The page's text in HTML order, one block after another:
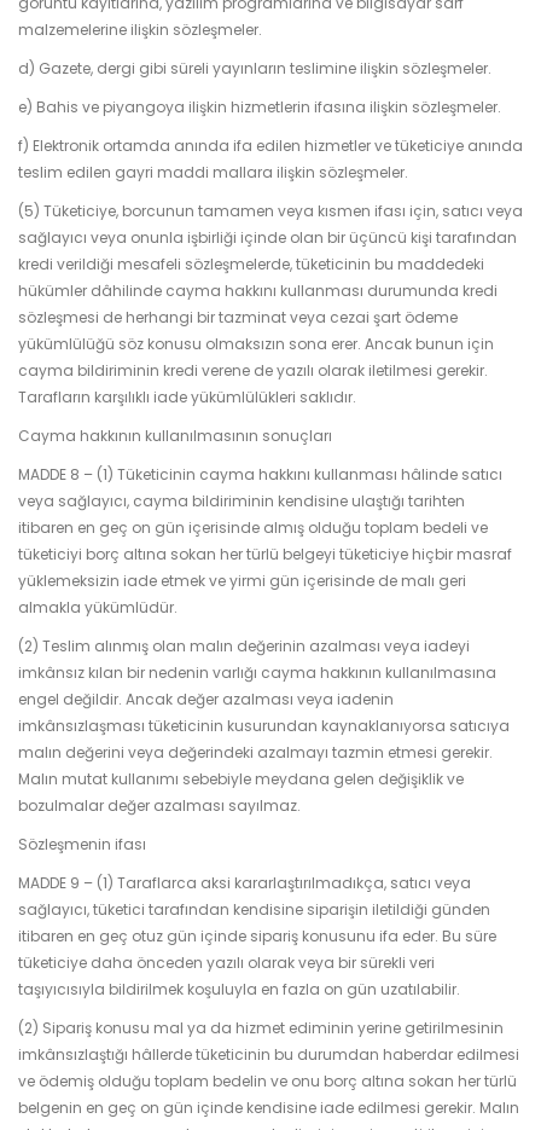
malzemelerine ilişkin sözleşmeler.
d) Gazete, dergi gibi süreli yayınların teslimine ilişkin sözleşmeler.
e) Bahis ve piyangoya ilişkin hizmetlerin ifasına ilişkin sözleşmeler.
f) Elektronik ortamda anında ifa edilen hizmetler ve tüketiciye anında
teslim edilen gayri maddi mallara ilişkin sözleşmeler.
(5) Tüketiciye, borcunun tamamen veya kısmen ifası için, satıcı veya
sağlayıcı veya onunla işbirliği içinde olan bir üçüncü kişi tarafından
kredi verildiği mesafeli sözleşmelerde, tüketicinin bu maddedeki
hükümler dâhilinde cayma hakkını kullanması durumunda kredi
sözleşmesi de herhangi bir tazminat veya cezai şart ödeme
yükümlülüğü söz konusu olmaksızın sona erer. Ancak bunun için
cayma bildiriminin kredi verene de yazılı olarak iletilmesi gerekir.
Tarafların karşılıklı iade yükümlülükleri saklıdır.
Cayma hakkının kullanılmasının sonuçları
MADDE 8 – (1) Tüketicinin cayma hakkını kullanması hâlinde satıcı
veya sağlayıcı, cayma bildiriminin kendisine ulaştığı tarihten
itibaren en geç on gün içerisinde almış olduğu toplam bedeli ve
tüketiciyi borç altına sokan her türlü belgeyi tüketiciye hiçbir masraf
yüklemeksizin iade etmek ve yirmi gün içerisinde de malı geri
almakla yükümlüdür.
(2) Teslim alınmış olan malın değerinin azalması veya iadeyi
imkânsız kılan bir nedenin varlığı cayma hakkının kullanılmasına
engel değildir. Ancak değer azalması veya iadenin
imkânsızlaşması tüketicinin kusurundan kaynaklanıyorsa satıcıya
malın değerini veya değerindeki azalmayı tazmin etmesi gerekir.
Malın mutat kullanımı sebebiyle meydana gelen değişiklik ve
bozulmalar değer azalması sayılmaz.
Sözleşmenin ifası
MADDE 9 – (1) Taraflarca aksi kararlaştırılmadıkça, satıcı veya
sağlayıcı, tüketici tarafından kendisine siparişin iletildiği günden
itibaren en geç otuz gün içinde sipariş konusunu ifa eder. Bu süre
tüketiciye daha önceden yazılı olarak veya bir sürekli veri
taşıyıcısıyla bildirilmek koşuluyla en fazla on gün uzatılabilir.
(2) Sipariş konusu mal ya da hizmet ediminin yerine getirilmesinin
imkânsızlaştığı hâllerde tüketicinin bu durumdan haberdar edilmesi
ve ödemiş olduğu toplam bedelin ve onu borç altına sokan her türlü
belgenin en geç on gün içinde kendisine iade edilmesi gerekir. Malın